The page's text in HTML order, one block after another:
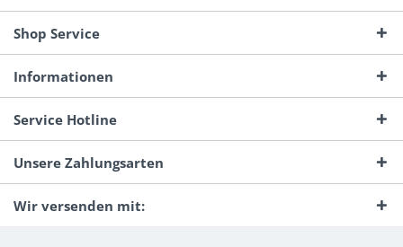
Shop Service
Informationen
Service Hotline
Unsere Zahlungsarten
Wir versenden mit: